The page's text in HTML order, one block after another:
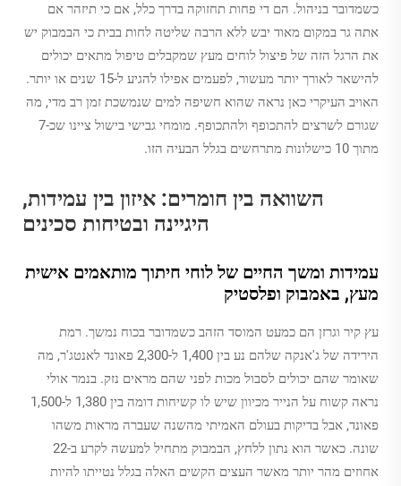
כשמדובר בניהול. הם די פחות תחזוקה בדרך כלל, אם כי תיזהר אם
אתה גר במקום מאוד יבש ללא הרבה שליטה לחות בבית כי הבמבוק יש
את הרגל הזה של פיצול לוחים מעץ שמקבלים טיפול מתאים יכולים
להישאר לאורך יותר מעשור, לפעמים אפילו להגיע ל-15 שנים או יותר.
האויב העיקרי כאן נראה שהוא חשיפה למים שנמשכת זמן רב מדי, מה
שגורם לשרצים להתכופף ולהתכופף. מומחי גבישי בישול ציינו שכ-7
מתוך 10 כישלונות מתרחשים בגלל הבעיה הזו.
השוואה בין חומרים: איזון בין עמידות,
היגיינה ובטיחות סכינים
עמידות ומשך החיים של לוחי חיתוך מותאמים אישית
מעץ, באמבוק ופלסטיק
עץ קיר וגרזן הם כמעט המוסד הזהב כשמדובר בכוח נמשך. רמת
הירידה של ג'אנקה שלהם נע בין 1,400 ל-2,300 פאונד לאנטג'ר, מה
שאומר שהם יכולים לסבול מכות לפני שהם מראים נזק. בנמר אולי
נראה קשוח על הנייר מכיוון שיש לו קשיחות דומה בין 1,380 ל-1,500
פאונד, אבל בדיקות בעולם האמיתי מהשנה שעברה מראות משהו
שונה. כאשר הוא נתון ללחץ, הבמבוק מתחיל למעשה לקרע ב-22
אחוזים מהר יותר מאשר העצים הקשים האלה בגלל נטייתו להיות